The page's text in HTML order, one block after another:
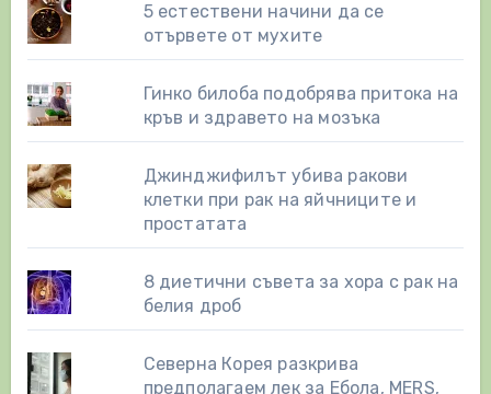
5 естествени начини да се
отървете от мухите
Гинко билоба подобрява притока на
кръв и здравето на мозъка
Джинджифилът убива ракови
клетки при рак на яйчниците и
простатата
8 диетични съвета за хора с рак на
белия дроб
Северна Корея разкрива
предполагаем лек за Ебола, MERS,